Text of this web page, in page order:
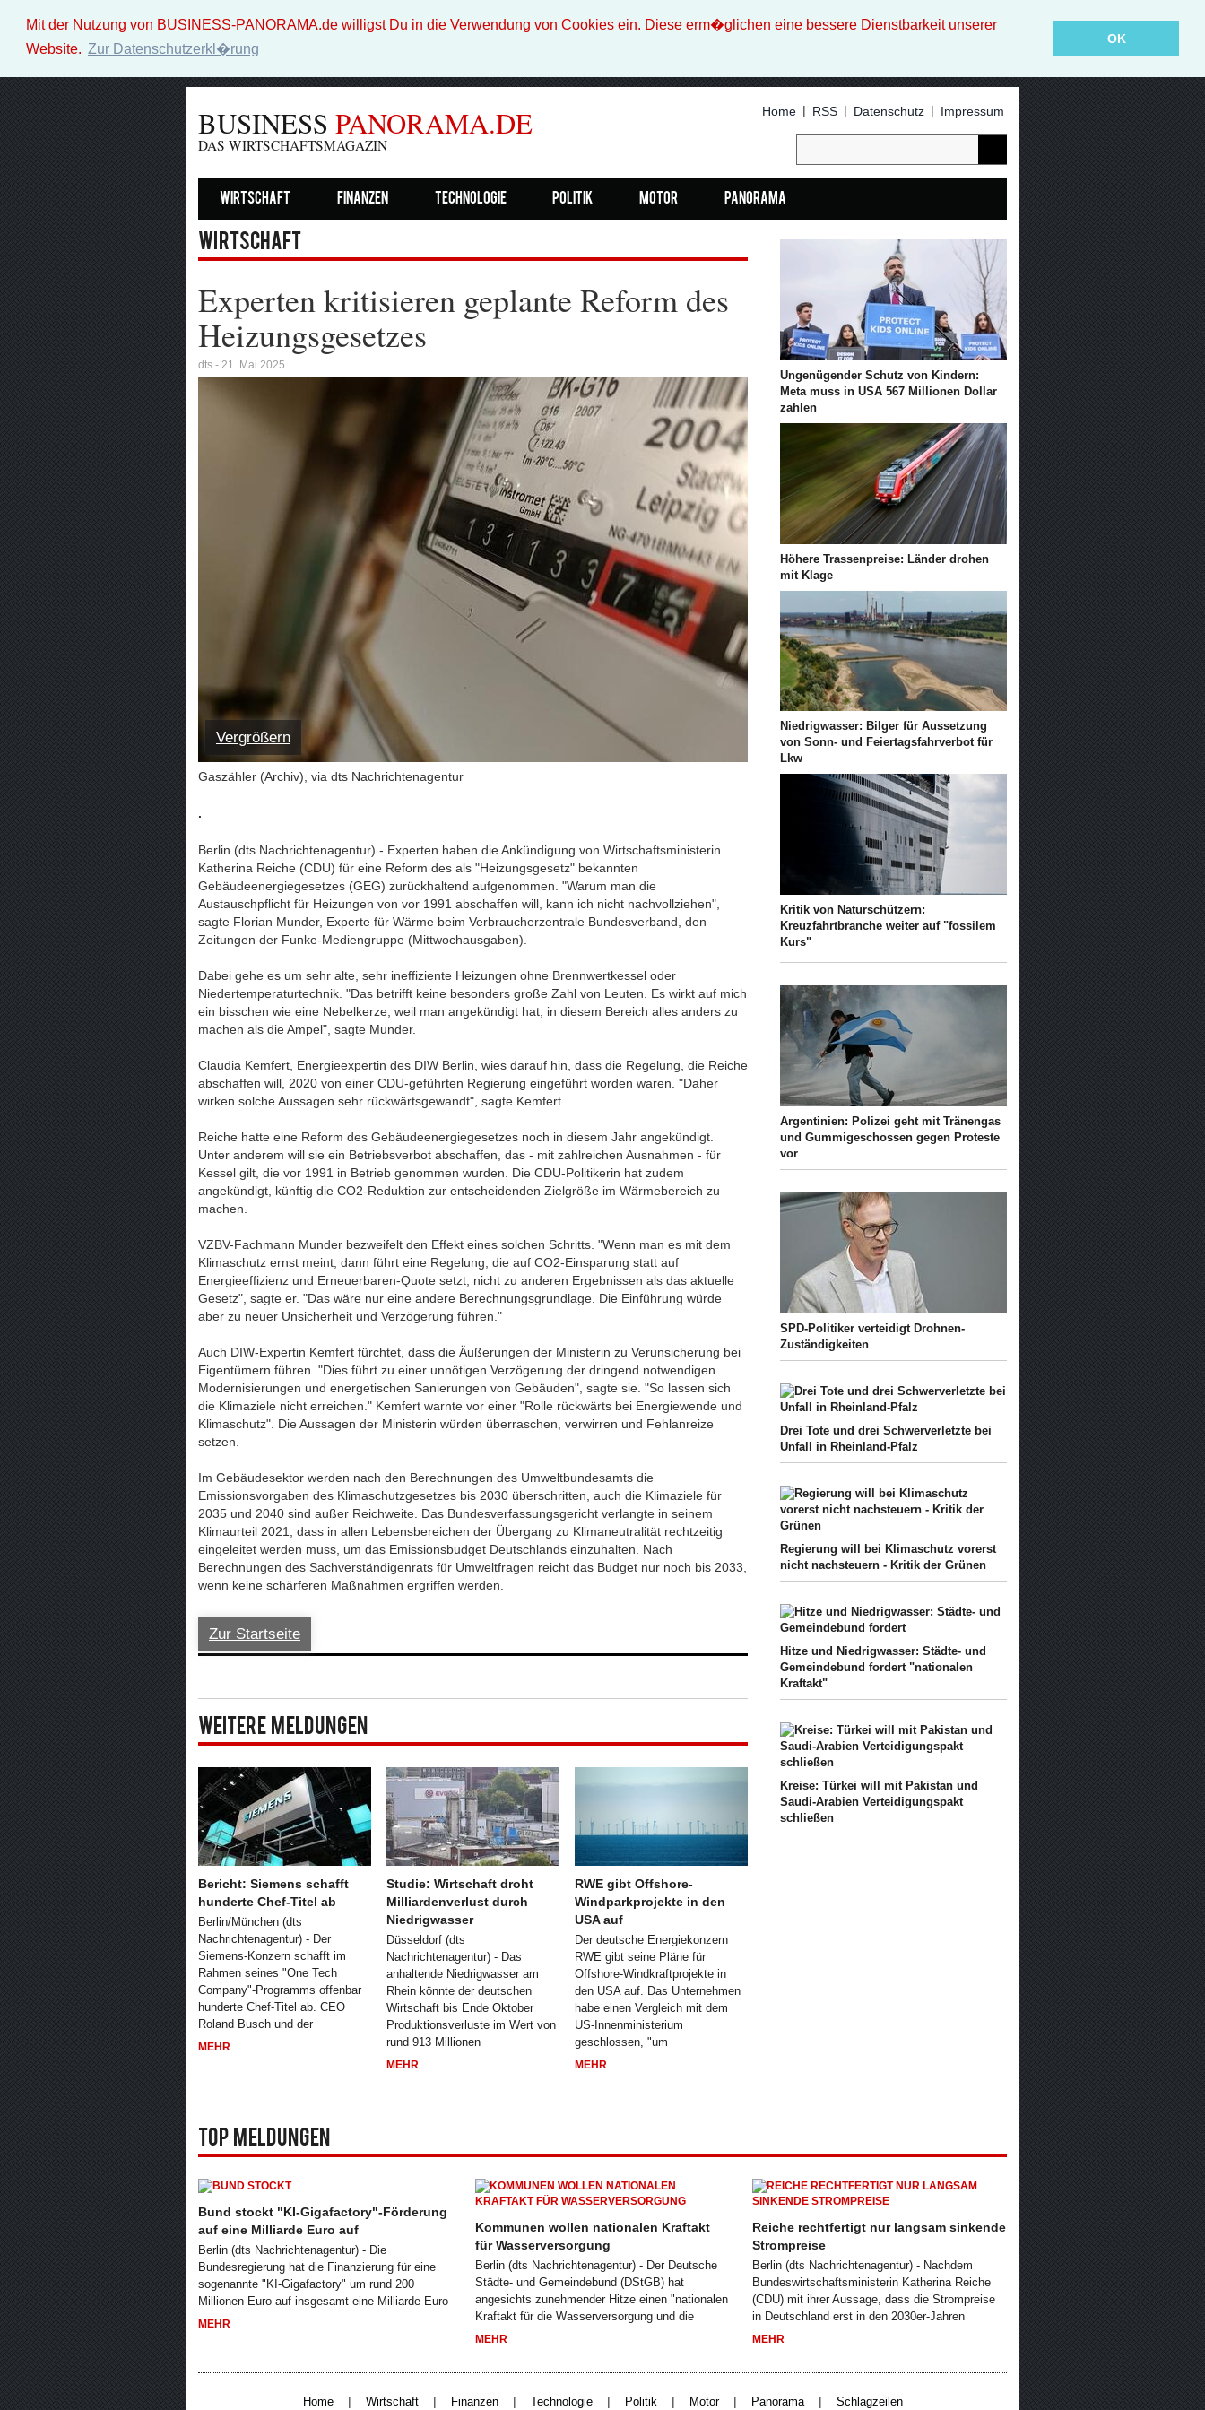
Mit der Nutzung von BUSINESS-PANORAMA.de willigst Du in die Verwendung von Cookies ein. Diese erm�glichen eine bessere Dienstbarkeit unserer
Website. Zur Datenschutzerkl�rung
OK
BUSINESS PANORAMA.DE
DAS WIRTSCHAFTSMAGAZIN
Home | RSS | Datenschutz | Impressum
Wirtschaft Finanzen Technologie Politik Motor Panorama
Wirtschaft
Experten kritisieren geplante Reform des
Heizungsgesetzes
dts - 21. Mai 2025
Vergrößern
Gaszähler (Archiv), via dts Nachrichtenagentur
.
Berlin (dts Nachrichtenagentur) - Experten haben die Ankündigung von Wirtschaftsministerin
Katherina Reiche (CDU) für eine Reform des als "Heizungsgesetz" bekannten
Gebäudeenergiegesetzes (GEG) zurückhaltend aufgenommen. "Warum man die
Austauschpflicht für Heizungen von vor 1991 abschaffen will, kann ich nicht nachvollziehen",
sagte Florian Munder, Experte für Wärme beim Verbraucherzentrale Bundesverband, den
Zeitungen der Funke-Mediengruppe (Mittwochausgaben).
Dabei gehe es um sehr alte, sehr ineffiziente Heizungen ohne Brennwertkessel oder
Niedertemperaturtechnik. "Das betrifft keine besonders große Zahl von Leuten. Es wirkt auf mich
ein bisschen wie eine Nebelkerze, weil man angekündigt hat, in diesem Bereich alles anders zu
machen als die Ampel", sagte Munder.
Claudia Kemfert, Energieexpertin des DIW Berlin, wies darauf hin, dass die Regelung, die Reiche
abschaffen will, 2020 von einer CDU-geführten Regierung eingeführt worden waren. "Daher
wirken solche Aussagen sehr rückwärtsgewandt", sagte Kemfert.
Reiche hatte eine Reform des Gebäudeenergiegesetzes noch in diesem Jahr angekündigt.
Unter anderem will sie ein Betriebsverbot abschaffen, das - mit zahlreichen Ausnahmen - für
Kessel gilt, die vor 1991 in Betrieb genommen wurden. Die CDU-Politikerin hat zudem
angekündigt, künftig die CO2-Reduktion zur entscheidenden Zielgröße im Wärmebereich zu
machen.
VZBV-Fachmann Munder bezweifelt den Effekt eines solchen Schritts. "Wenn man es mit dem
Klimaschutz ernst meint, dann führt eine Regelung, die auf CO2-Einsparung statt auf
Energieeffizienz und Erneuerbaren-Quote setzt, nicht zu anderen Ergebnissen als das aktuelle
Gesetz", sagte er. "Das wäre nur eine andere Berechnungsgrundlage. Die Einführung würde
aber zu neuer Unsicherheit und Verzögerung führen."
Auch DIW-Expertin Kemfert fürchtet, dass die Äußerungen der Ministerin zu Verunsicherung bei
Eigentümern führen. "Dies führt zu einer unnötigen Verzögerung der dringend notwendigen
Modernisierungen und energetischen Sanierungen von Gebäuden", sagte sie. "So lassen sich
die Klimaziele nicht erreichen." Kemfert warnte vor einer "Rolle rückwärts bei Energiewende und
Klimaschutz". Die Aussagen der Ministerin würden überraschen, verwirren und Fehlanreize
setzen.
Im Gebäudesektor werden nach den Berechnungen des Umweltbundesamts die
Emissionsvorgaben des Klimaschutzgesetzes bis 2030 überschritten, auch die Klimaziele für
2035 und 2040 sind außer Reichweite. Das Bundesverfassungsgericht verlangte in seinem
Klimaurteil 2021, dass in allen Lebensbereichen der Übergang zu Klimaneutralität rechtzeitig
eingeleitet werden muss, um das Emissionsbudget Deutschlands einzuhalten. Nach
Berechnungen des Sachverständigenrats für Umweltfragen reicht das Budget nur noch bis 2033,
wenn keine schärferen Maßnahmen ergriffen werden.
Zur Startseite
Weitere Meldungen
Bericht: Siemens schafft
hunderte Chef-Titel ab
Berlin/München (dts
Nachrichtenagentur) - Der
Siemens-Konzern schafft im
Rahmen seines "One Tech
Company"-Programms offenbar
hunderte Chef-Titel ab. CEO
Roland Busch und der
MEHR
Studie: Wirtschaft droht
Milliardenverlust durch
Niedrigwasser
Düsseldorf (dts
Nachrichtenagentur) - Das
anhaltende Niedrigwasser am
Rhein könnte der deutschen
Wirtschaft bis Ende Oktober
Produktionsverluste im Wert von
rund 913 Millionen
MEHR
RWE gibt Offshore-
Windparkprojekte in den
USA auf
Der deutsche Energiekonzern
RWE gibt seine Pläne für
Offshore-Windkraftprojekte in
den USA auf. Das Unternehmen
habe einen Vergleich mit dem
US-Innenministerium
geschlossen, "um
MEHR
Ungenügender Schutz von Kindern:
Meta muss in USA 567 Millionen Dollar
zahlen
Höhere Trassenpreise: Länder drohen
mit Klage
Niedrigwasser: Bilger für Aussetzung
von Sonn- und Feiertagsfahrverbot für
Lkw
Kritik von Naturschützern:
Kreuzfahrtbranche weiter auf "fossilem
Kurs"
Argentinien: Polizei geht mit Tränengas
und Gummigeschossen gegen Proteste
vor
SPD-Politiker verteidigt Drohnen-
Zuständigkeiten
Drei Tote und drei Schwerverletzte bei
Unfall in Rheinland-Pfalz
Regierung will bei Klimaschutz vorerst
nicht nachsteuern - Kritik der Grünen
Hitze und Niedrigwasser: Städte- und
Gemeindebund fordert "nationalen
Kraftakt"
Kreise: Türkei will mit Pakistan und
Saudi-Arabien Verteidigungspakt
schließen
Top Meldungen
Bund stockt "KI-Gigafactory"-Förderung
auf eine Milliarde Euro auf
Berlin (dts Nachrichtenagentur) - Die
Bundesregierung hat die Finanzierung für eine
sogenannte "KI-Gigafactory" um rund 200
Millionen Euro auf insgesamt eine Milliarde Euro
MEHR
Kommunen wollen nationalen Kraftakt
für Wasserversorgung
Berlin (dts Nachrichtenagentur) - Der Deutsche
Städte- und Gemeindebund (DStGB) hat
angesichts zunehmender Hitze einen "nationalen
Kraftakt für die Wasserversorgung und die
MEHR
Reiche rechtfertigt nur langsam sinkende
Strompreise
Berlin (dts Nachrichtenagentur) - Nachdem
Bundeswirtschaftsministerin Katherina Reiche
(CDU) mit ihrer Aussage, dass die Strompreise
in Deutschland erst in den 2030er-Jahren
MEHR
Home | Wirtschaft | Finanzen | Technologie | Politik | Motor | Panorama | Schlagzeilen